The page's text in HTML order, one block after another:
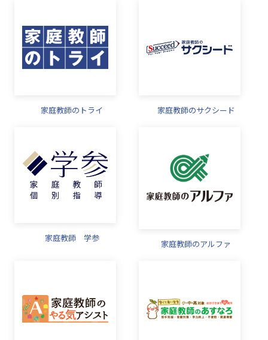
家庭教師のトライ 家庭教師のサクシード
家庭教師 学参
家庭教師のアルファ